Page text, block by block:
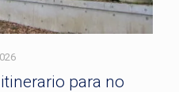
para no